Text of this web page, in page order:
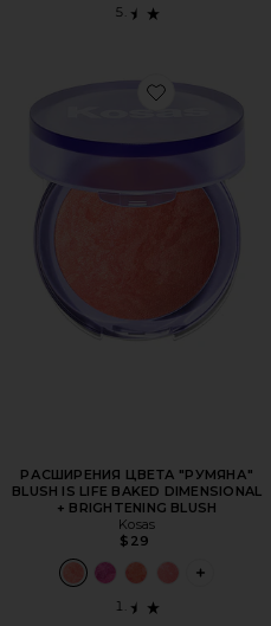
Favorite
РАСШИРЕНИЯ ЦВЕТА "РУМЯНА"
BLUSH IS LIFE BAKED DIMENSIONAL
+ BRIGHTENING BLUSH
Kosas
$29
PLUS